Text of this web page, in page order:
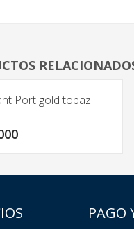
Port gold topaz
PAGO